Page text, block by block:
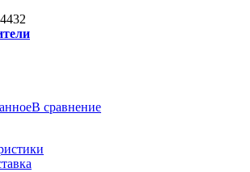
В сравнение